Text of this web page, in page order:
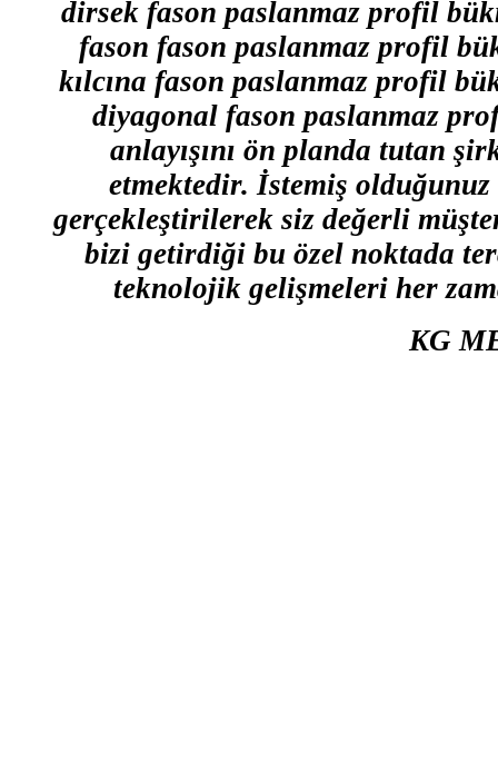
dirsek fason paslanmaz profil
fason fason paslanmaz profil
kılcına fason paslanmaz profil
diyagonal fason paslanmaz
anlayışını ön planda tutan
etmektedir. İstemiş
gerçekleştirilerek siz değerli
bizi getirdiği bu özel noktada
teknolojik gelişmeleri her
KG